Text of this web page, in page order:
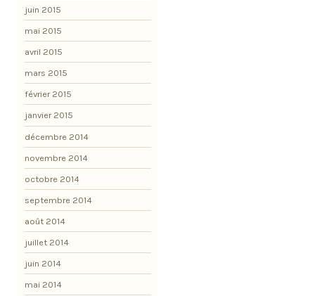
juin 2015
mai 2015
avril 2015
mars 2015
février 2015
janvier 2015
décembre 2014
novembre 2014
octobre 2014
septembre 2014
août 2014
juillet 2014
juin 2014
mai 2014